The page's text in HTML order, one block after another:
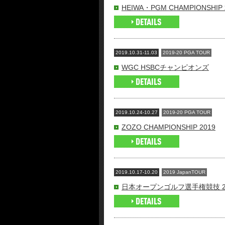
HEIWA・PGM CHAMPIONSHIP
2019.10.31-11.03 2019-20 PGA TOUR
WGC HSBCチャンピオンズ
2019.10.24-10.27 2019-20 PGA TOUR
ZOZO CHAMPIONSHIP 2019
2019.10.17-10.20 2019 JapanTOUR
日本オープンゴルフ選手権競技